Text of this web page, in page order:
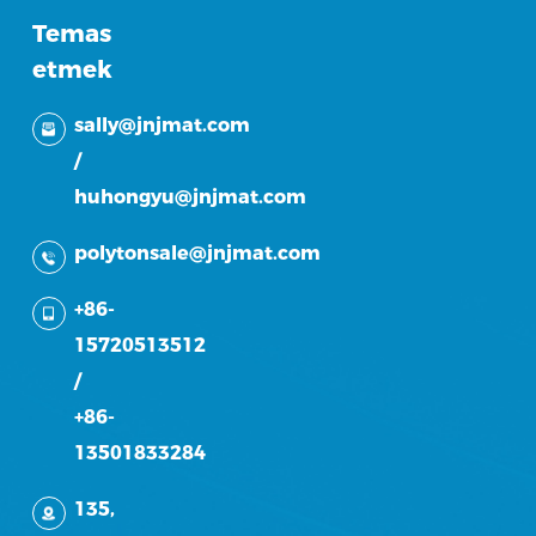
Temas
etmek
sally@jnjmat.com
/
huhongyu@jnjmat.com
polytonsale@jnjmat.com
+86-
15720513512
/
+86-
13501833284
135,